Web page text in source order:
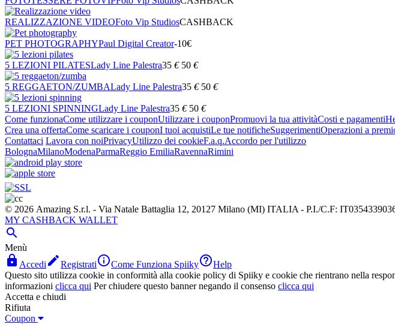
REALIZZAZIONE VIDEOFoto Vip StudiosCASHBACK
PET PHOTOGRAPHYPaul Digital Creator-10€
5 LEZIONI PILATESLady Line Palestra35 € 50 €
5 REGGAETON/ZUMBALady Line Palestra35 € 50 €
5 LEZIONI SPINNINGLady Line Palestra35 € 50 €
Come funzionaCome utilizzare i couponUtilizzare i couponPromuovi la tua attivitàCosti e pagamenti
Crea una offertaCome scaricare i couponI tuoi acquistiLe tue notificheSuggerimentiOperazioni a
Contattaci Lavora con noiPrivacyUtilizzo dei cookieF.a.q.Accordo per l'utilizzo
BolognaMilanoModenaParmaReggio EmiliaRavennaRimini
© 2026 Amazing S.r.l. - Via Natale Battaglia 12, 20127 Milano (MI) ITALIA - P.I./C.F:
MY CASHBACK WALLET

Menù
 Accedi RegistratiCome Funziona SpiikyHelp
Questo sito utilizza cookie in conformità alla cookie policy di Spiiky e cookie che rientrano nella
informazioni clicca qui Per chiudere questo banner negando il consenso clicca qui
Accetta e chiudi
Rifiuta
Coupon